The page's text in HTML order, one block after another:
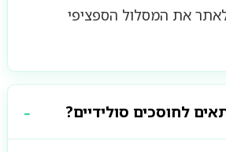
את המסלול הספציפי
לחוסכים סולידיים?